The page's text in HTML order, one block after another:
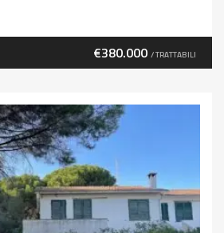
€380.000 / TRATTABILI